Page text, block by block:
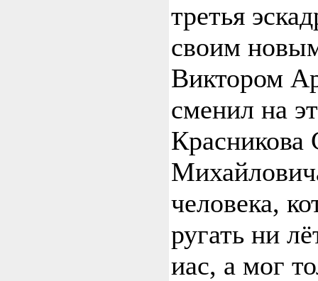
третья
своим
Виктором
сменил на
Красникова
человека,
ругать ни
иас, а мог